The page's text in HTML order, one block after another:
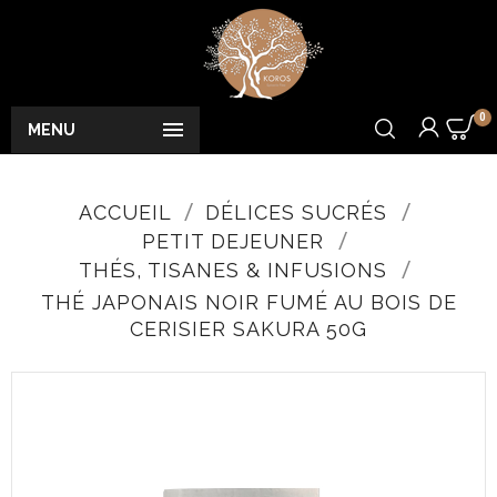

MENU
0
ACCUEIL
DÉLICES SUCRÉS
PETIT DEJEUNER
THÉS, TISANES & INFUSIONS
THÉ JAPONAIS NOIR FUMÉ AU BOIS DE
CERISIER SAKURA 50G